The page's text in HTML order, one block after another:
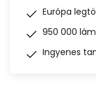
Európa
950 000
Ingyenes